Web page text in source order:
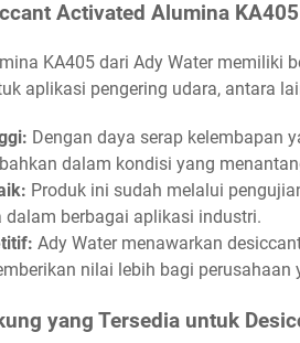
Activated Alumina
KA405 dari Ady Water memiliki
aplikasi pengering udara, antara
Dengan daya serap kelembapan
dalam kondisi yang
Produk ini sudah melalui
dalam berbagai aplikasi industri.
Ady Water menawarkan
nilai lebih bagi
yang Tersedia untuk